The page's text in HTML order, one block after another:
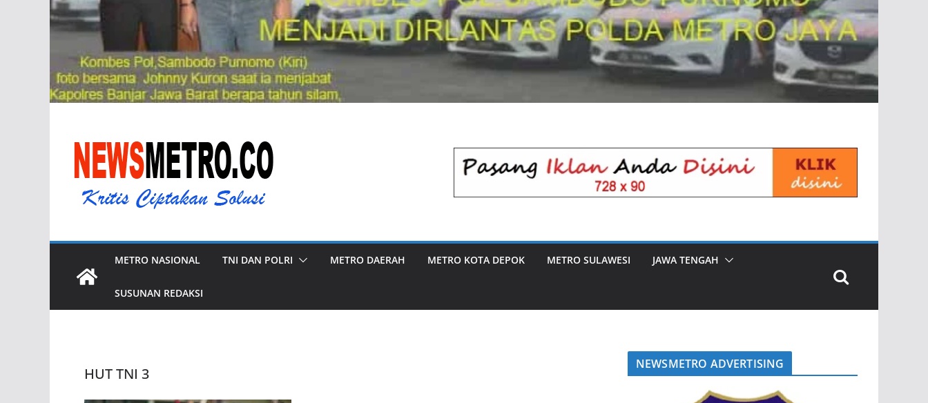
METRO NASIONAL TNI DAN POLRI METRO DAERAH METRO KOTA DEPOK METRO SULAWESI JAWA TENGAH
SUSUNAN REDAKSI
HUT TNI 3
NEWSMETRO ADVERTISING